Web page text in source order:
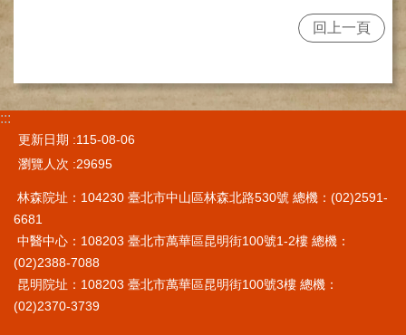
臺
灣
中
醫
國
際
交
流
訓
練
中
回上一頁
:::
更新日期
115-08-06
瀏覽人次
29695
林森院址：104230 臺北市中山區林森北路530號 總機：(02)2591-
6681
中醫中心：108203 臺北市萬華區昆明街100號1-2樓 總機：
(02)2388-7088
昆明院址：108203 臺北市萬華區昆明街100號3樓 總機：
(02)2370-3739